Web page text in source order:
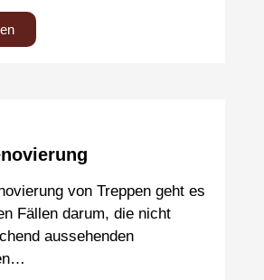
von Treppen geht es
Fällen darum, die nicht
aussehenden